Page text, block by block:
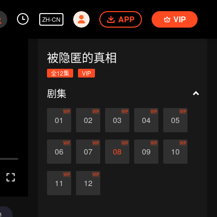
ZH-CN APP VIP
被隐匿的真相
全12集 VIP
剧集
01
VIP
02
VIP
03
VIP
04
VIP
05
VIP
06
VIP
07
VIP
08
VIP
09
VIP
10
VIP
11
VIP
12
VIP